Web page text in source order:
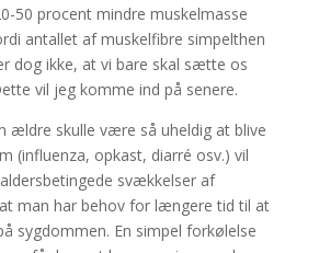
50 procent mindre muskelmasse
antallet af muskelfibre simpelthen
dog ikke, at vi bare skal sætte os
vil jeg komme ind på senere.
ældre skulle være så uheldig at blive
(influenza, opkast, diarré osv.) vil
svækkelser af
man har behov for længere tid til at
sygdommen. En simpel forkølelse